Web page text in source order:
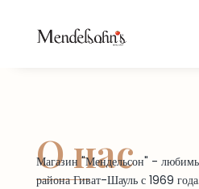
О нас
Магазин "Мендельсон" -
района Гиват-Шауль с 1969